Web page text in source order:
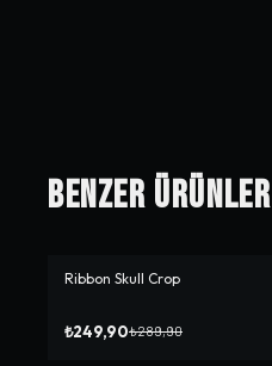
Benzer Ürünler
-%14
Ribbon Skull Crop
₺249,90₺289,90